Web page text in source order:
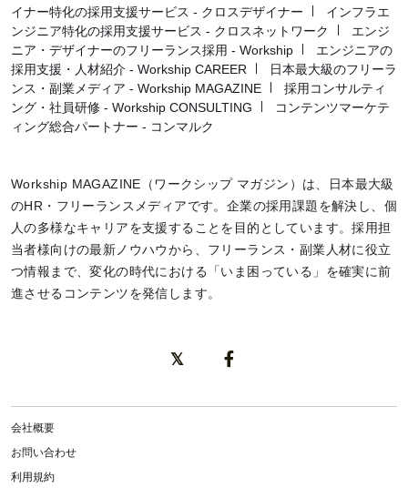
イナー特化の採用支援サービス - クロスデザイナー
インフラエ
ンジニア特化の採用支援サービス - クロスネットワーク
エンジ
ニア・デザイナーのフリーランス採用 - Workship
エンジニアの
採用支援・人材紹介 - Workship CAREER
日本最大級のフリーラ
ンス・副業メディア - Workship MAGAZINE
採用コンサルティ
ング・社員研修 - Workship CONSULTING
コンテンツマーケテ
ィング総合パートナー - コンマルク
Workship MAGAZINE（ワークシップ マガジン）は、日本最大級
のHR・フリーランスメディアです。企業の採用課題を解決し、個
人の多様なキャリアを支援することを目的としています。採用担
当者様向けの最新ノウハウから、フリーランス・副業人材に役立
つ情報まで、変化の時代における「いま困っている」を確実に前
進させるコンテンツを発信します。
会社概要
お問い合わせ
利用規約